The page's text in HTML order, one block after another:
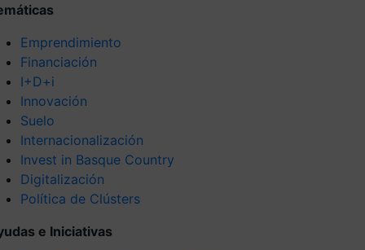
Emprendimiento
Financiación
I+D+i
Innovación
Suelo
Internacionalización
Invest in Basque Country
Digitalización
Política de Clústers
e Iniciativas